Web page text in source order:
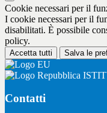
Cookie necessari per il
I cookie necessari per il
disabilitati. È possibile
policy.
Accetta tutti Salva le
Contatti